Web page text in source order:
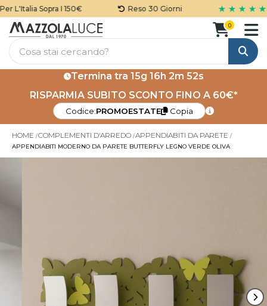
L'Italia Sopra I 150€ Reso 30 Giorni ★ ★ ★ ★ ★
Cerca
0
Termina tra 15g 16h 2m 52s
RISPARMIA SUBITO SCONTO FINO A 60€*
Codice:PROMOESTATE Copia
HOME COMPLEMENTI D'ARREDO APPENDIABITI DA PARETE
APPENDIABITI MODERNO DA PARETE BUTTERFLY LEGNO VERDE OLIVA